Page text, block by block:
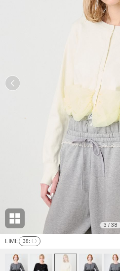
ョン雑貨 (861)
/ランジェリー (127)
T U
ACYM
アシーム
adidas by Stella McCartney
アディダス バイ ステラマッカートニー
ALLISON BROWN
Ame no chi Hare
アメノチハレ
AMOMMA
アモマ
LIME 38: 〇
3 / 38